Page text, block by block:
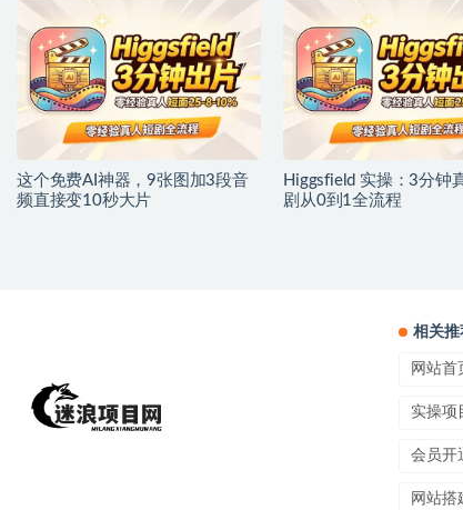
这个免费AI神器，9张图加3段音
频直接变10秒大片
Higgsfield 实操：3分钟
剧从0到1全流程
相关推
网站首
实操项
会员开
网站搭